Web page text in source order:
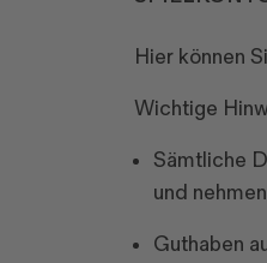
Hier können
Wichtige
Sämtliche
und
Guthaben